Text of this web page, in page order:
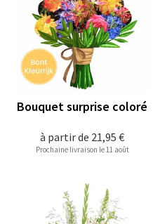
à partir de 21,95 €
Bouquet surprise coloré
Prochaine livraison le 11 août